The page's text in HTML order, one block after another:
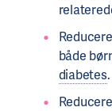
både
diabetes.